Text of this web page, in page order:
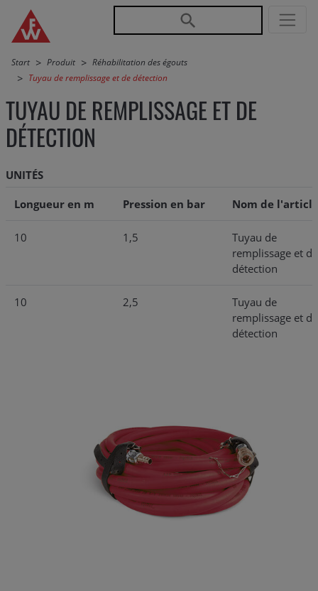
Jump directly to main navigation
Jump directly to content
Start Produit
Réhabilitation des égouts
Tuyau de remplissage et de détection
TUYAU DE REMPLISSAGE ET DE
DÉTECTION
UNITÉS
Longueur en m Pression en bar Nom de l'article
10 1,5
Tuyau de
remplissage et de
détection
10 2,5
Tuyau de
remplissage et de
détection